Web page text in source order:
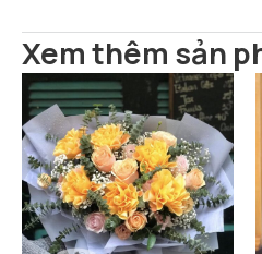
Xem thêm sản